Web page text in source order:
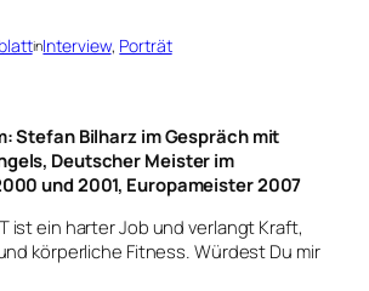
inInterview, Porträt
Stefan Bilharz im Gespräch mit
Deutscher Meister im
und 2001, Europameister 2007
ist ein harter Job und verlangt Kraft,
körperliche Fitness. Würdest Du mir